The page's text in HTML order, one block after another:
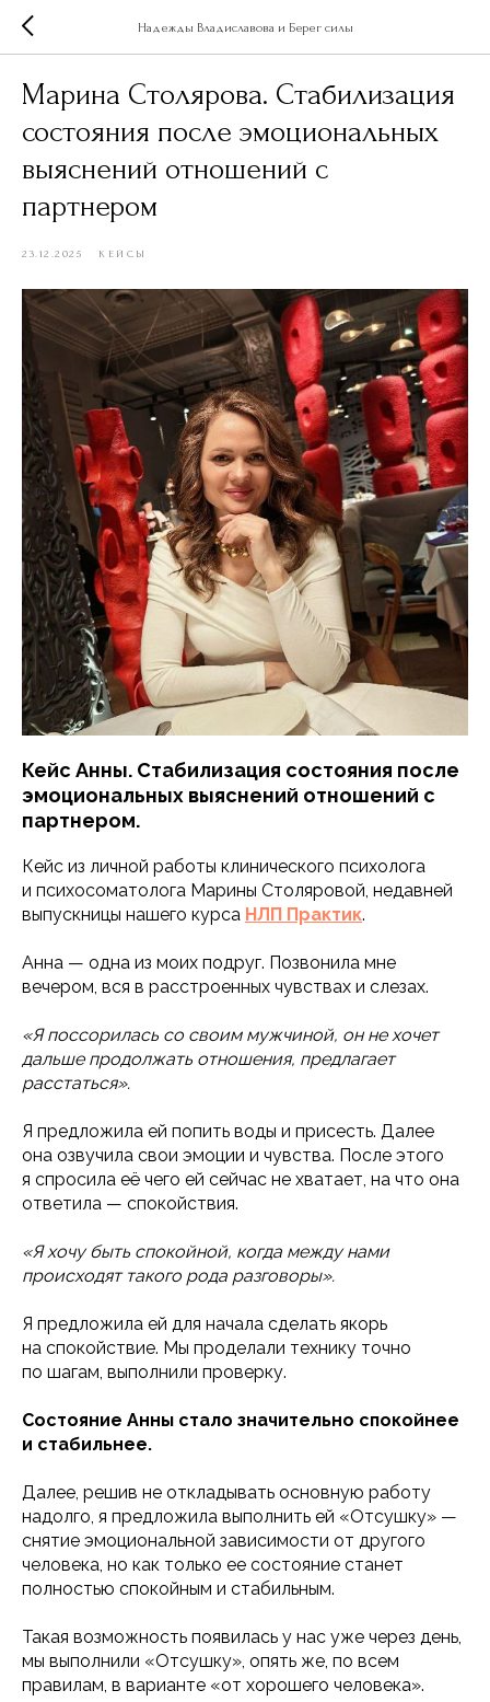
Надежды Владиславова и Берег силы
Марина Столярова. Стабилизация
состояния после эмоциональных
выяснений отношений с
партнером
23.12.2025 КЕЙСЫ
Кейс Анны. Стабилизация состояния после
эмоциональных выяснений отношений с
партнером.
Кейс из личной работы клинического психолога
и психосоматолога Марины Столяровой, недавней
выпускницы нашего курса НЛП Практик.
Анна — одна из моих подруг. Позвонила мне
вечером, вся в расстроенных чувствах и слезах.
«Я поссорилась со своим мужчиной, он не хочет
дальше продолжать отношения, предлагает
расстаться».
Я предложила ей попить воды и присесть. Далее
она озвучила свои эмоции и чувства. После этого
я спросила её чего ей сейчас не хватает, на что она
ответила — спокойствия.
«Я хочу быть спокойной, когда между нами
происходят такого рода разговоры».
Я предложила ей для начала сделать якорь
на спокойствие. Мы проделали технику точно
по шагам, выполнили проверку.
Состояние Анны стало значительно спокойнее
и стабильнее.
Далее, решив не откладывать основную работу
надолго, я предложила выполнить ей «Отсушку» —
снятие эмоциональной зависимости от другого
человека, но как только ее состояние станет
полностью спокойным и стабильным.
Такая возможность появилась у нас уже через день,
мы выполнили «Отсушку», опять же, по всем
правилам, в варианте «от хорошего человека».